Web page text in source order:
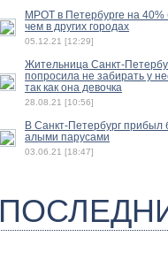
МРОТ в Петербурге на 40%
чем в других городах
05.12.21 [12:29]
Жительница Санкт-
попросила не забирать у
так как она девочка
28.08.21 [10:56]
В Санкт-Петербург прибыл
алыми парусами
03.06.21 [18:47]